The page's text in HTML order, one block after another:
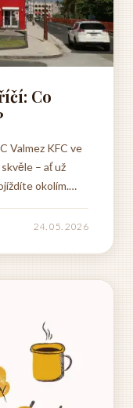
Co
Valmez KFC ve
– ať už
okolím.
době
24. 05. 2026